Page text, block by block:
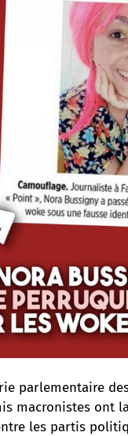
parlementaire
macronistes ont
les partis